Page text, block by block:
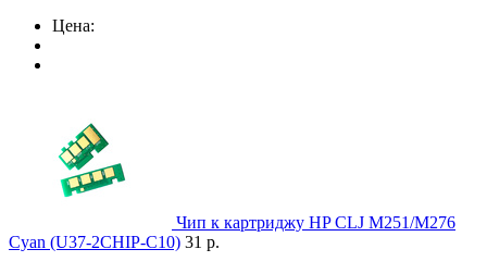
Цена:
Чип к картриджу HP CLJ M251/M276
Cyan (U37-2CHIP-C10) 31 р.